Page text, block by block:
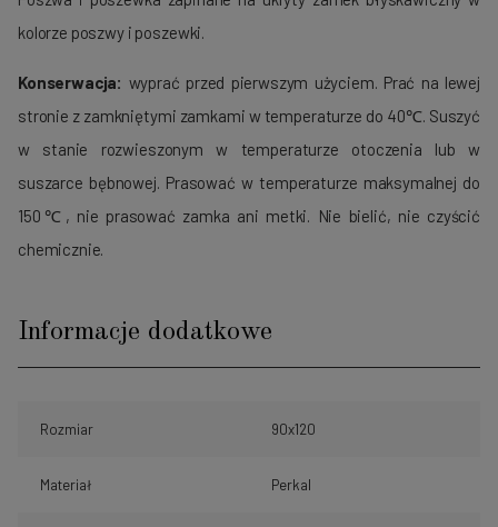
kolorze poszwy i poszewki.
Konserwacja: wyprać przed pierwszym użyciem. Prać na lewej
stronie z zamkniętymi zamkami w temperaturze do 40℃. Suszyć
w stanie rozwieszonym w temperaturze otoczenia lub w
suszarce bębnowej. Prasować w temperaturze maksymalnej do
150℃, nie prasować zamka ani metki. Nie bielić, nie czyścić
chemicznie.
Informacje dodatkowe
Rozmiar 90x120
Materiał Perkal